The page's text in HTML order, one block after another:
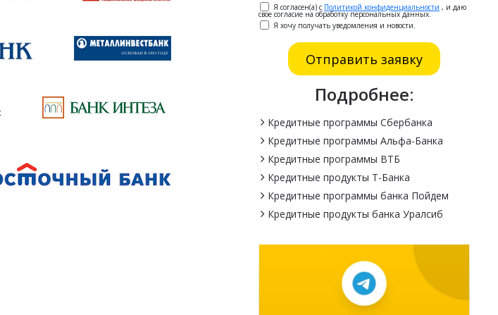
Я согласен(а) с Политикой конфиденциальности , и даю
свое согласие на обработку персональных данных.
Я хочу получать уведомления и новости.
Подробнее:
Кредитные программы Сбербанка
Кредитные программы Альфа-Банка
Кредитные программы ВТБ
Кредитные продукты Т-Банка
Кредитные программы банка Пойдем
Кредитные продукты банка Уралсиб